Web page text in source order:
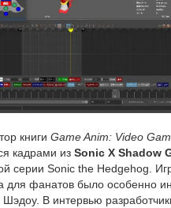
книги Game Anim: Video
кадрами из Sonic X Shadow
серии Sonic the Hedgehog.
для фанатов было особенно
Шэдоу. В интервью